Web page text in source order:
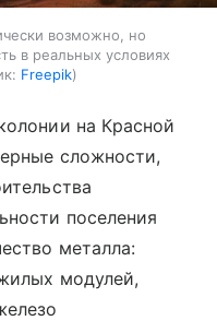
возможно, но
в реальных условиях
Freepik
на Красной
сложности,
поселения
металла:
модулей,